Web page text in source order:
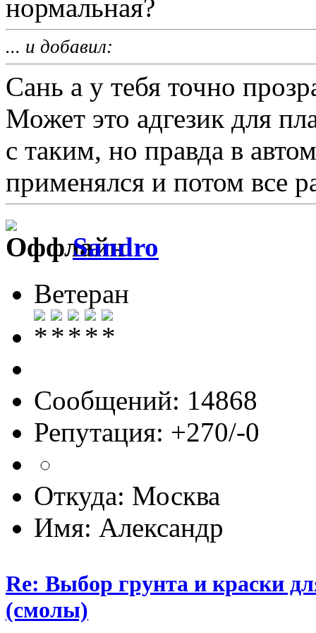
нормальная?
... и добавил:
Сань а у тебя точно
Может это адгезик для
с таким, но правда в
применялся и потом все
Sandro
Ветеран
Сообщений: 14868
Репутация: +270/-0
Откуда: Москва
Имя: Александр
Re: Выбор грунта и краски
(смолы)